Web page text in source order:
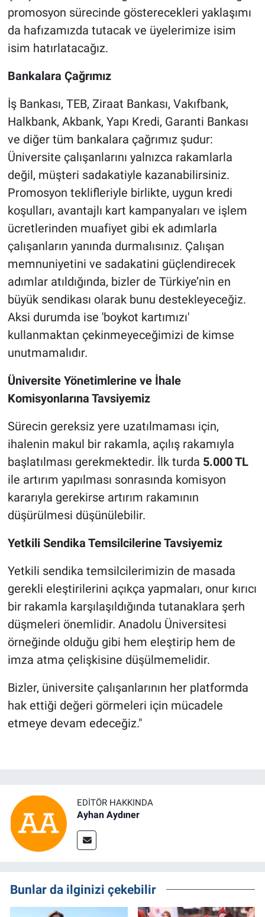
promosyon sürecinde gösterecekleri yaklaşımı
da hafızamızda tutacak ve üyelerimize isim
isim hatırlatacağız.
Bankalara Çağrımız
İş Bankası, TEB, Ziraat Bankası, Vakıfbank,
Halkbank, Akbank, Yapı Kredi, Garanti Bankası
ve diğer tüm bankalara çağrımız şudur:
Üniversite çalışanlarını yalnızca rakamlarla
değil, müşteri sadakatiyle kazanabilirsiniz.
Promosyon teklifleriyle birlikte, uygun kredi
koşulları, avantajlı kart kampanyaları ve işlem
ücretlerinden muafiyet gibi ek adımlarla
çalışanların yanında durmalısınız. Çalışan
memnuniyetini ve sadakatini güçlendirecek
adımlar atıldığında, bizler de Türkiye’nin en
büyük sendikası olarak bunu destekleyeceğiz.
Aksi durumda ise 'boykot kartımızı'
kullanmaktan çekinmeyeceğimizi de kimse
unutmamalıdır.
Üniversite Yönetimlerine ve İhale
Komisyonlarına Tavsiyemiz
Sürecin gereksiz yere uzatılmaması için,
ihalenin makul bir rakamla, açılış rakamıyla
başlatılması gerekmektedir. İlk turda 5.000 TL
ile artırım yapılması sonrasında komisyon
kararıyla gerekirse artırım rakamının
düşürülmesi düşünülebilir.
Yetkili Sendika Temsilcilerine Tavsiyemiz
Yetkili sendika temsilcilerimizin de masada
gerekli eleştirilerini açıkça yapmaları, onur kırıcı
bir rakamla karşılaşıldığında tutanaklara şerh
düşmeleri önemlidir. Anadolu Üniversitesi
örneğinde olduğu gibi hem eleştirip hem de
imza atma çelişkisine düşülmemelidir.
Bizler, üniversite çalışanlarının her platformda
hak ettiği değeri görmeleri için mücadele
etmeye devam edeceğiz."
EDITÖR HAKKINDA
Ayhan Aydıner
Bunlar da ilginizi çekebilir